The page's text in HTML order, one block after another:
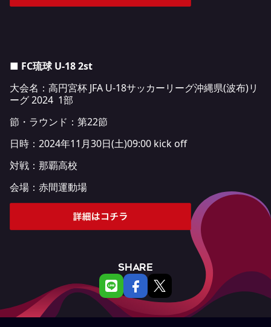
■ FC琉球 U-18 2st
大会名：高円宮杯 JFA U-18サッカーリーグ沖縄県(波布)リ
ーグ 2024 1部
節・ラウンド：第22節
日時：2024年11月30日(土)09:00 kick off
対戦：那覇高校
会場：赤間運動場
SHARE